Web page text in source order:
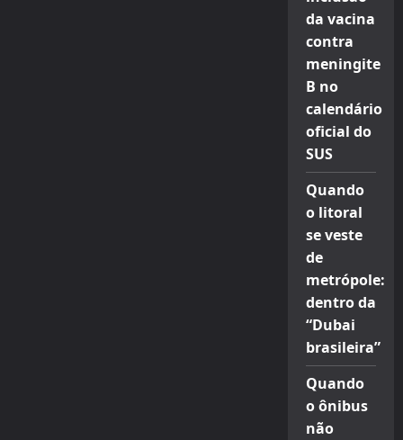
da vacina
contra
meningite
B no
calendário
oficial do
SUS
Quando
o litoral
se veste
de
metrópole:
dentro da
“Dubai
brasileira”
Quando
o ônibus
não